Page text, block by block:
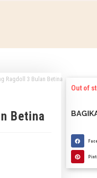
Ragdoll 3 Bulan Betina
Betina
Out of